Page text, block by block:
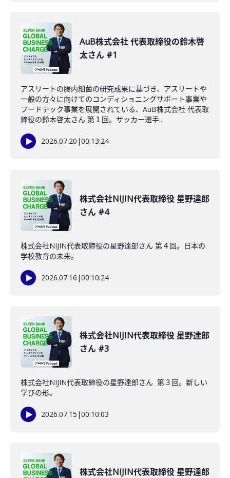
AuB株式会社 代表取締役の鈴木啓
太さん #1
アスリートの腸内細菌の研究成果に基づき、アスリートや
一般の方々に向けてのコンディショニングサポート事業や
フードテック事業を展開されている、AuB株式会社 代表取
締役の鈴木啓太さん 第１回。サッカー選手...
2026.07.20 |00:13:24
株式会社NIJIN代表取締役 星野達郎
さん #4
株式会社NIJIN代表取締役の星野達郎さん 第４回。日本の
学校教育の未来。
2026.07.16 |00:10:24
株式会社NIJIN代表取締役 星野達郎
さん #3
株式会社NIJIN代表取締役の星野達郎さん 第３回。新しい
学びの形。
2026.07.15 |00:10:03
株式会社NIJIN代表取締役 星野達郎